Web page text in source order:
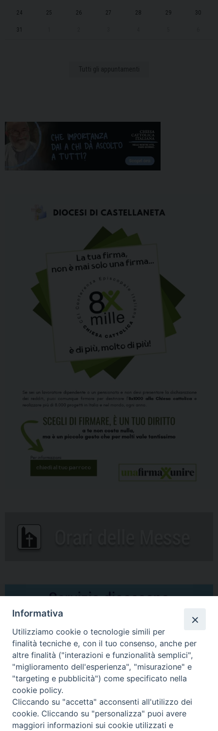
24 25 26 27 28 29 30
31
Tutti gli appuntamenti
Comunicati Stampa
Il cordoglio dei Vescovi di Puglia per la morte di S.E.R. Mons. Agostino
Superbo
Nasce la Consulta Diocesana delle Aggregazioni Laicali di Castellaneta
Informativa
Utilizziamo cookie o tecnologie simili per
finalità tecniche e, con il tuo consenso, anche per
altre finalità ("interazioni e funzionalità semplici",
"miglioramento dell'esperienza", "misurazione" e
"targeting e pubblicità") come specificato nella
cookie policy.
Cliccando su "accetta" acconsenti all'utilizzo dei
cookie. Cliccando su "personalizza" puoi avere
maggiori informazioni sui cookie utilizzati e